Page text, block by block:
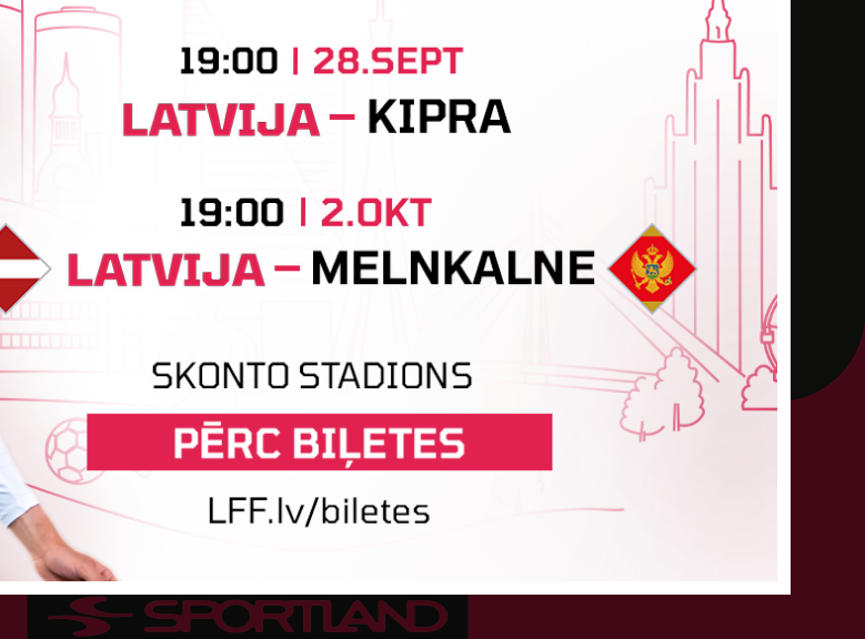
-
1 90
1 90 - -
Tehniskais sponsors